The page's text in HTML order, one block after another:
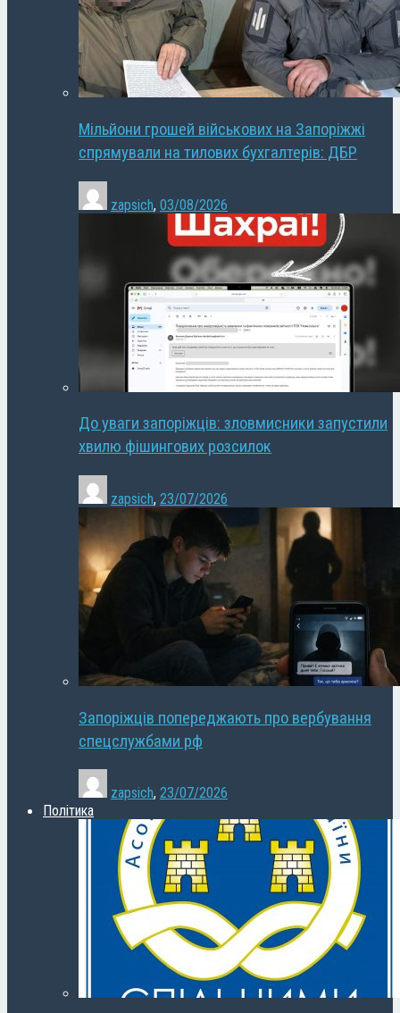
Мільйони грошей військових на Запоріжжі
спрямували на тилових бухгалтерів: ДБР
zapsich, 03/08/2026
До уваги запоріжців: зловмисники запустили
хвилю фішингових розсилок
zapsich, 23/07/2026
Запоріжців попереджають про вербування
спецслужбами рф
zapsich, 23/07/2026
Політика